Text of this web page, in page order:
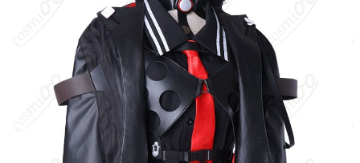
サイズ
S、M、L、XL、オーダーメイド
発送予定
加工に7～15営業日、配送に5～7営業日（※
土日祝除く）、合計で12～22営業日程度で
お届け
支払い方法
クレジットカード（VISA、Master、JCB、
Discover、AMERICAN EXPRESS）、
PayPal、銀行振込